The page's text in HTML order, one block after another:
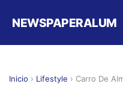
NEWSPAPERALUM
Inicio › Lifestyle › Carro De